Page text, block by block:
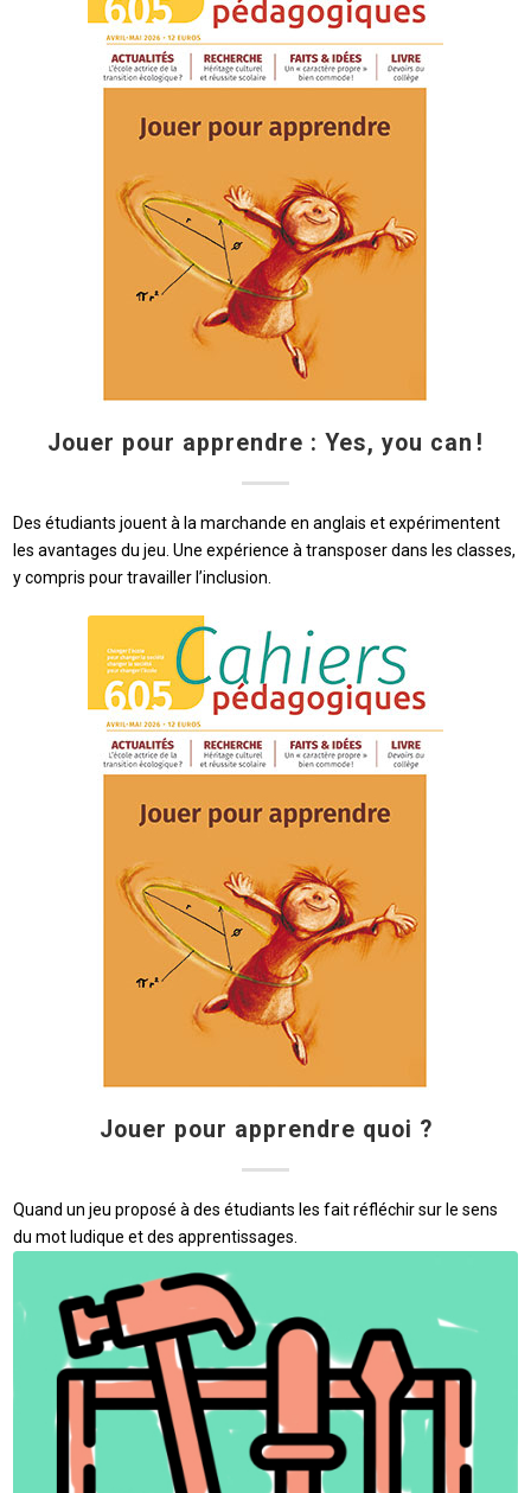
Jouer pour apprendre : Yes, you can !
Des étudiants jouent à la marchande en anglais et expérimentent
les avantages du jeu. Une expérience à transposer dans les classes,
y compris pour travailler l’inclusion.
Jouer pour apprendre quoi ?
Quand un jeu proposé à des étudiants les fait réfléchir sur le sens
du mot ludique et des apprentissages.